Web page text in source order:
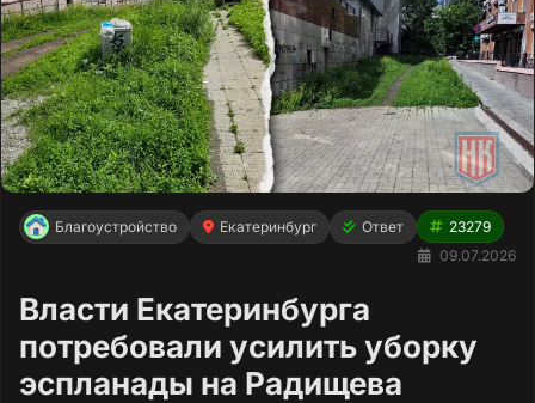
Благоустройство Екатеринбург Ответ
23279
09.07.2026
Власти Екатеринбурга
потребовали усилить уборку
эспланады на Радищева